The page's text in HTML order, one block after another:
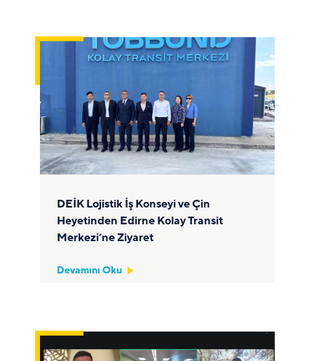
DEİK Lojistik İş Konseyi ve Çin
Heyetinden Edirne Kolay Transit
Merkezi’ne Ziyaret
Devamını Oku